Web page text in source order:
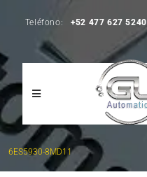
Teléfono: +52 477 627 5240
6ES5930-8MD11